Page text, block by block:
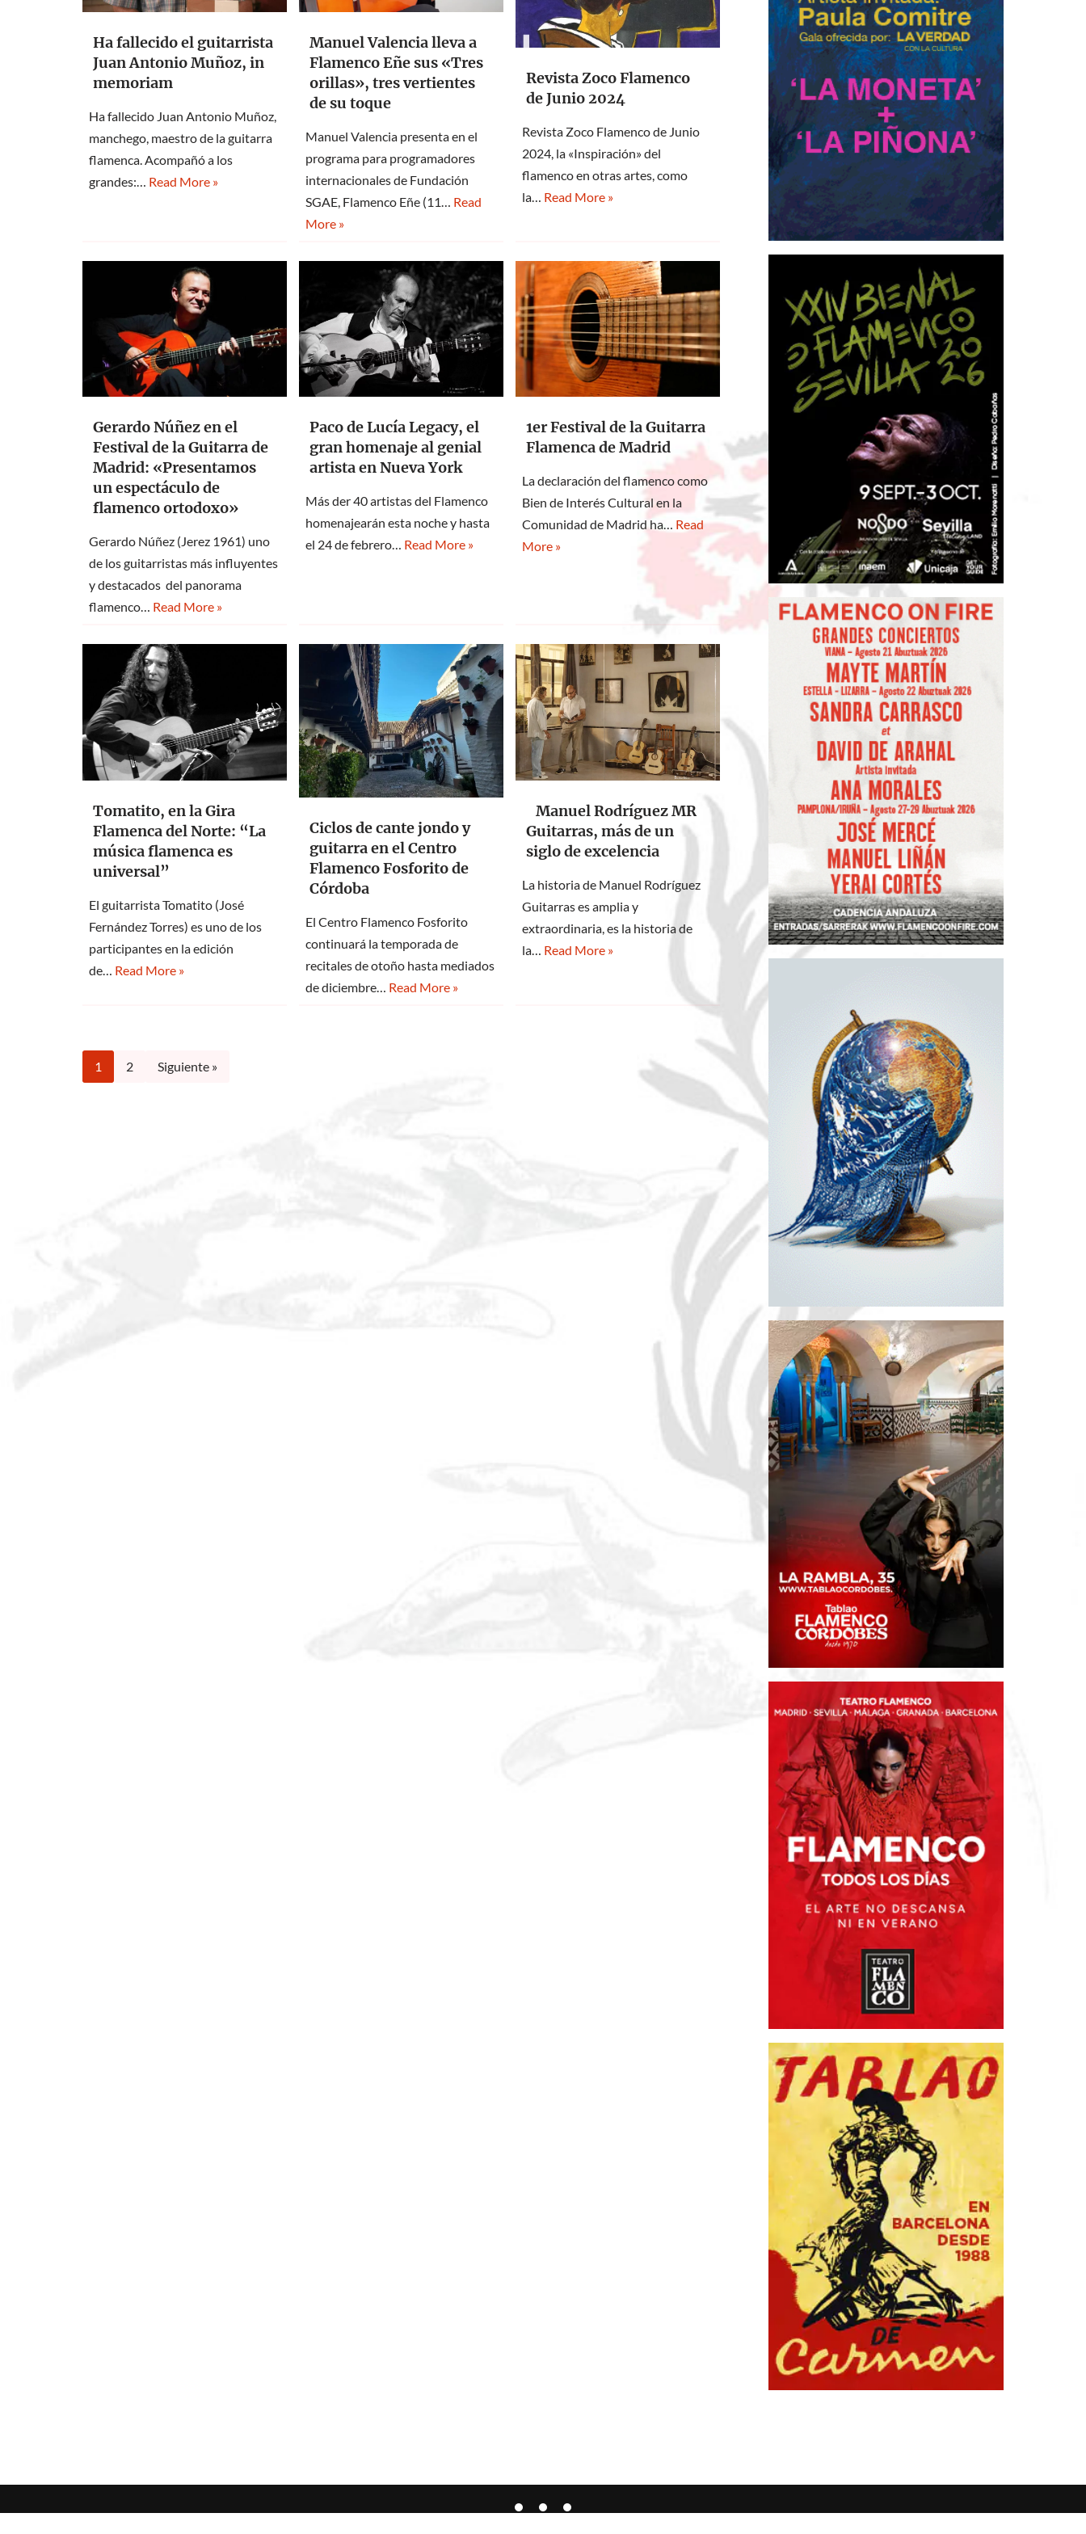
Ha fallecido el guitarrista
Juan Antonio Muñoz, in
memoriam
Ha fallecido Juan Antonio Muñoz,
manchego, maestro de la guitarra
flamenca. Acompañó a los
grandes:… Read More »
Manuel Valencia lleva a
Flamenco Eñe sus «Tres
orillas», tres vertientes
de su toque
Manuel Valencia presenta en el
programa para programadores
internacionales de Fundación
SGAE, Flamenco Eñe (11… Read
More »
Revista Zoco Flamenco
de Junio 2024
Revista Zoco Flamenco de Junio
2024, la «Inspiración» del
flamenco en otras artes, como
la… Read More »
Gerardo Núñez en el
Festival de la Guitarra de
Madrid: «Presentamos
un espectáculo de
flamenco ortodoxo»
Gerardo Núñez (Jerez 1961) uno
de los guitarristas más influyentes
y destacados del panorama
flamenco… Read More »
Paco de Lucía Legacy, el
gran homenaje al genial
artista en Nueva York
Más der 40 artistas del Flamenco
homenajearán esta noche y hasta
el 24 de febrero… Read More »
1er Festival de la Guitarra
Flamenca de Madrid
La declaración del flamenco como
Bien de Interés Cultural en la
Comunidad de Madrid ha… Read
More »
Tomatito, en la Gira
Flamenca del Norte: “La
música flamenca es
universal”
El guitarrista Tomatito (José
Fernández Torres) es uno de los
participantes en la edición
de… Read More »
Ciclos de cante jondo y
guitarra en el Centro
Flamenco Fosforito de
Córdoba
El Centro Flamenco Fosforito
continuará la temporada de
recitales de otoño hasta mediados
de diciembre… Read More »
Manuel Rodríguez MR
Guitarras, más de un
siglo de excelencia
La historia de Manuel Rodríguez
Guitarras es amplia y
extraordinaria, es la historia de
la… Read More »
1 2 Siguiente »